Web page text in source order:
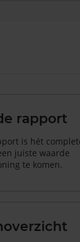
rapport
is hét
juiste waarde
te komen.